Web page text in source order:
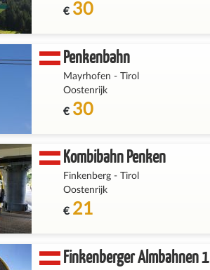
€ 30
Penkenbahn
Mayrhofen -Tirol
Oostenrijk
€ 30
Kombibahn Penken
Finkenberg -
Tirol
Oostenrijk
€ 21
Finkenberger Almbahnen 1